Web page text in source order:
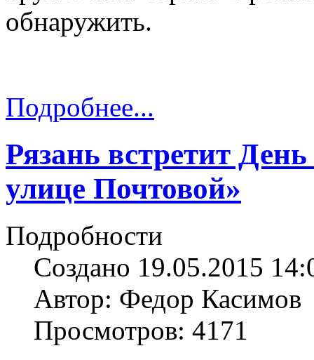
обнаружить.
Подробнее...
Рязань встретит
улице Почтовой»
Подробности
Создано 19.05.2015
Автор: Федор Касимов
Просмотров: 4171